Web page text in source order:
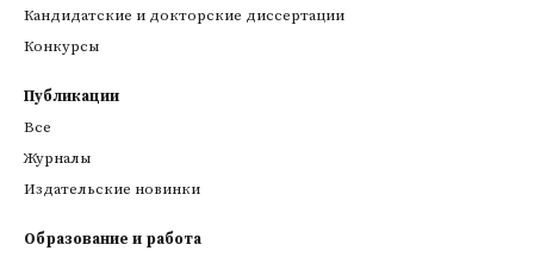
Кандидатские и докторские диссертации
Конкурсы
Публикации
Все
Журналы
Издательские новинки
Образование и работа